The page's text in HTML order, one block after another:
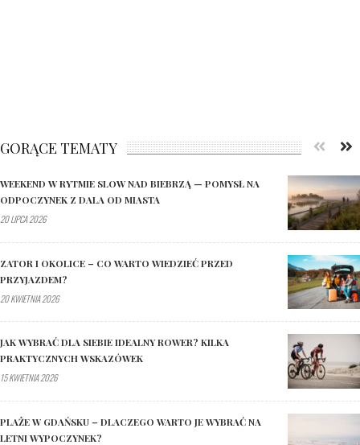
GORĄCE TEMATY
WEEKEND W RYTMIE SLOW NAD BIEBRZĄ — POMYSŁ NA
ODPOCZYNEK Z DALA OD MIASTA
20 LIPCA 2026
ZATOR I OKOLICE – CO WARTO WIEDZIEĆ PRZED
PRZYJAZDEM?
20 KWIETNIA 2026
JAK WYBRAĆ DLA SIEBIE IDEALNY ROWER? KILKA
PRAKTYCZNYCH WSKAZÓWEK
15 KWIETNIA 2026
PLAŻE W GDAŃSKU – DLACZEGO WARTO JE WYBRAĆ NA
LETNI WYPOCZYNEK?